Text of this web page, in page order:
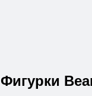
Фигурки